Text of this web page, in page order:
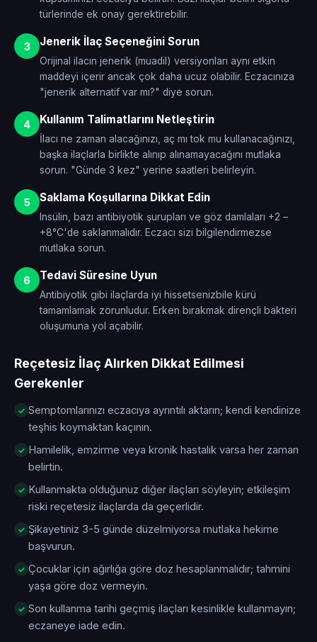
türlerinde ek onay gerektirebilir.
3 Jenerik İlaç Seçeneğini Sorun
Orijinal ilacın jenerik (muadil) versiyonları aynı etkin
maddeyi içerir ancak çok daha ucuz olabilir. Eczacınıza
"jenerik alternatif var mı?" diye sorun.
4 Kullanım Talimatlarını Netleştirin
İlacı ne zaman alacağınızı, aç mı tok mu kullanacağınızı,
başka ilaçlarla birlikte alınıp alınamayacağını mutlaka
sorun. "Günde 3 kez" yerine saatleri belirleyin.
5 Saklama Koşullarına Dikkat Edin
Insülin, bazı antibiyotik şurupları ve göz damlaları +2 –
+8°C'de saklanmalıdır. Eczacı sizi bilgilendirmezse
mutlaka sorun.
6 Tedavi Süresine Uyun
Antibiyotik gibi ilaçlarda iyi hissetsenizbile kürü
tamamlamak zorunludur. Erken bırakmak dirençli bakteri
oluşumuna yol açabilir.
Reçetesiz İlaç Alırken Dikkat Edilmesi
Gerekenler
Semptomlarınızı eczacıya ayrıntılı aktarın; kendi kendinize
teşhis koymaktan kaçının.
Hamilelik, emzirme veya kronik hastalık varsa her zaman
belirtin.
Kullanmakta olduğunuz diğer ilaçları söyleyin; etkileşim
riski reçetesiz ilaçlarda da geçerlidir.
Şikayetiniz 3-5 günde düzelmiyorsa mutlaka hekime
başvurun.
Çocuklar için ağırlığa göre doz hesaplanmalıdır; tahmini
yaşa göre doz vermeyin.
Son kullanma tarihi geçmiş ilaçları kesinlikle kullanmayın;
eczaneye iade edin.